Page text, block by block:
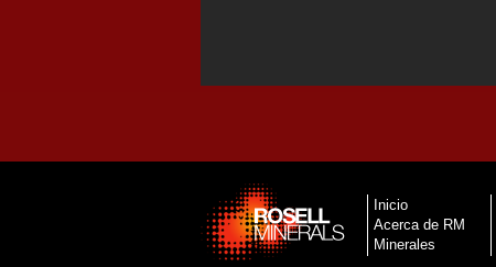
Inicio
Acerca de RM
Minerales